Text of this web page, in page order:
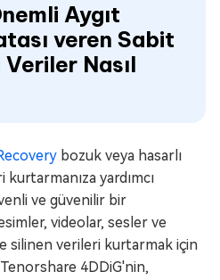
Aygıt
veren Sabit
Nasıl
bozuk veya hasarlı
yardımcı
ve güvenilir bir
videolar, sesler ve
silinen verileri kurtarmak için
4DDiG'nin,